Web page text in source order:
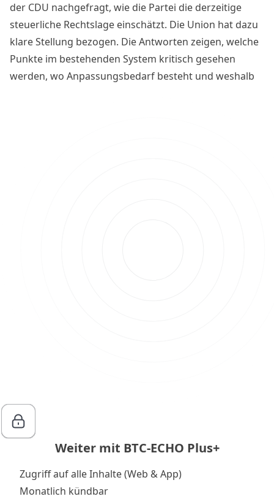
der CDU nachgefragt, wie die Partei die derzeitige
steuerliche Rechtslage einschätzt. Die Union hat dazu
klare Stellung bezogen. Die Antworten zeigen, welche
Punkte im bestehenden System kritisch gesehen
werden, wo Anpassungsbedarf besteht und weshalb
Weiter mit BTC-ECHO Plus+
Zugriff auf alle Inhalte (Web & App)
Monatlich kündbar